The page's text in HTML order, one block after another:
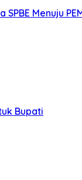
Menuju
Bupati